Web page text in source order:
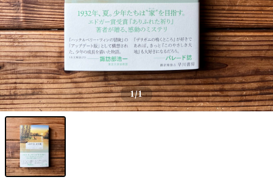
1/1